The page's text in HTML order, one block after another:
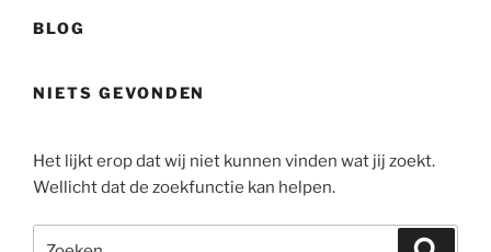
BLOG
NIETS GEVONDEN
Het lijkt erop dat wij niet kunnen vinden wat jij zoekt.
Wellicht dat de zoekfunctie kan helpen.